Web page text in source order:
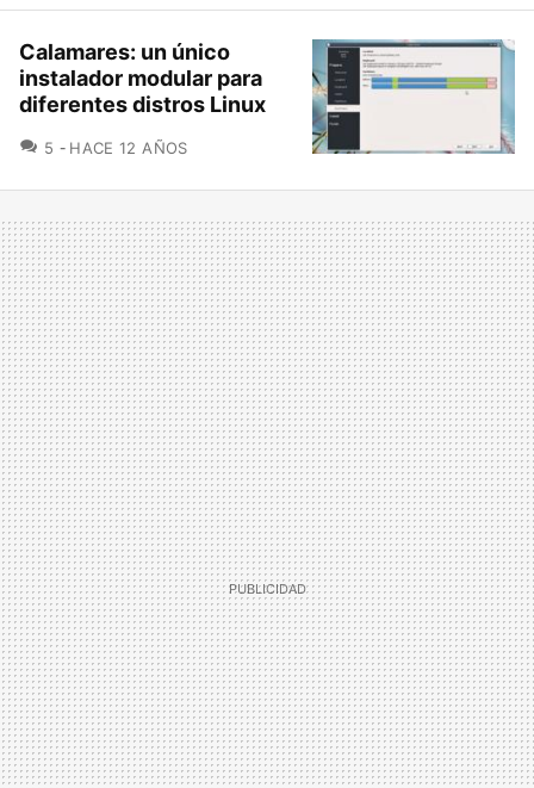
Calamares: un único
instalador modular para
diferentes distros Linux
5 COMENTARIOS
HACE 12 AÑOS